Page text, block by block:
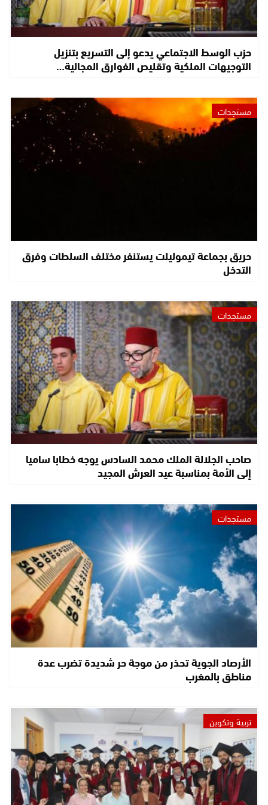
حزب الوسط الاجتماعي يدعو إلى التسريع بتنزيل
التوجيهات الملكية وتقليص الفوارق المجالية…
مستجدات
حريق بجماعة تيموليلت يستنفر مختلف السلطات وفرق
التدخل
مستجدات
صاحب الجلالة الملك محمد السادس يوجه خطابا ساميا
إلى الأمة بمناسبة عيد العرش المجيد
مستجدات
الأرصاد الجوية تحذر من موجة حر شديدة تضرب عدة
مناطق بالمغرب
تربية وتكوين